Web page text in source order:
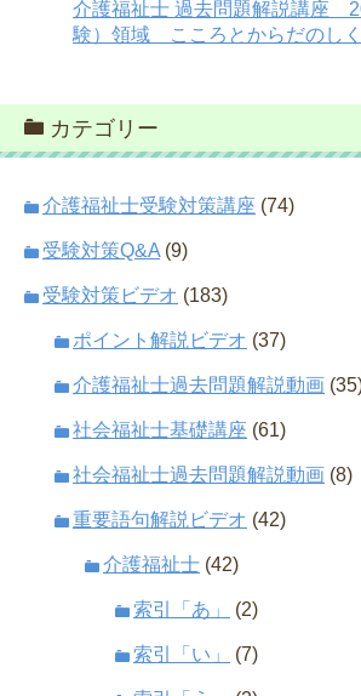
介護福祉士 過去問題解説講座
験）領域 こころとからだのし
カテゴリー
介護福祉士受験対策講座 (74)
受験対策Q&A (9)
受験対策ビデオ (183)
ポイント解説ビデオ (37)
介護福祉士過去問題解説動画
社会福祉士基礎講座 (61)
社会福祉士過去問題解説動画 (8)
重要語句解説ビデオ (42)
介護福祉士 (42)
索引「あ」 (2)
索引「い」 (7)